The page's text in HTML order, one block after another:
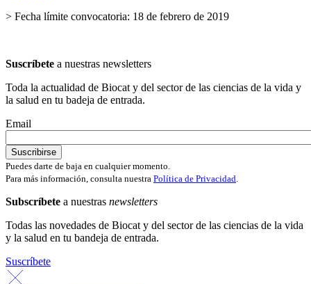
> Fecha límite convocatoria: 18 de febrero de 2019
Suscríbete a nuestras newsletters
Toda la actualidad de Biocat y del sector de las ciencias de la vida y
la salud en tu badeja de entrada.
Email
Puedes darte de baja en cualquier momento.
Para más información, consulta nuestra Política de Privacidad.
Subscríbete a nuestras newsletters
Todas las novedades de Biocat y del sector de las ciencias de la vida
y la salud en tu bandeja de entrada.
Suscríbete